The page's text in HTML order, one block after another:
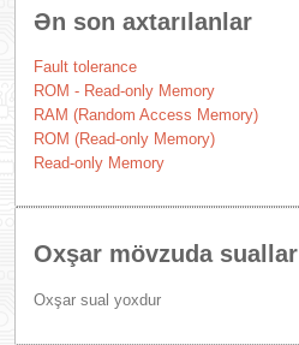
Ən son axtarılanlar
Fault tolerance
ROM - Read-only Memory
RAM (Random Access Memory)
ROM (Read-only Memory)
Read-only Memory
Oxşar mövzuda suallar
Oxşar sual yoxdur